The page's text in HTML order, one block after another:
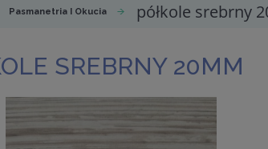
Pasmanetria I Okucia półkole srebrny
SREBRNY 20MM